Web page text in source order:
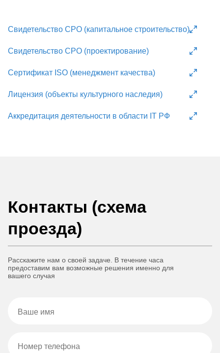
Свидетельство СРО (капитальное строительство)
Свидетельство СРО (проектирование)
Сертификат ISO (менеджмент качества)
Лицензия (объекты культурного наследия)
Аккредитация деятельности в области IT РФ
Контакты (схема
проезда)
Расскажите нам о своей задаче. В течение часа
предоставим вам возможные решения именно для
вашего случая